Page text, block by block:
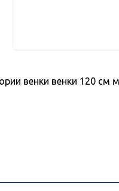
венки венки 120